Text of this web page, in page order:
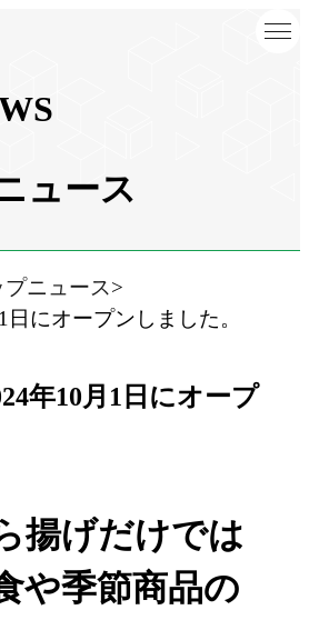
ュース
プニュース
日にオープンしました。
年10月1日にオープ
揚げだけでは
や季節商品の